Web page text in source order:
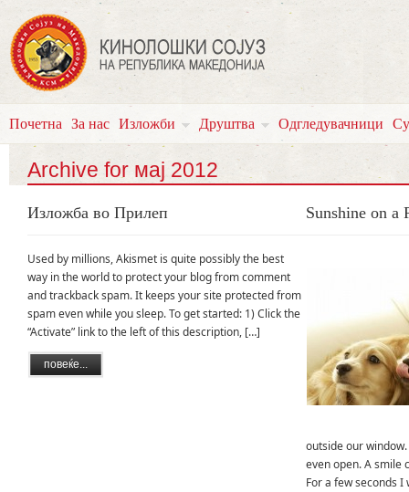
Почетна За нас Изложби Друштва Одгледувачници
Archive for мај 2012
Изложба во Прилеп
Used by millions, Akismet is quite possibly the best
way in the world to protect your blog from comment
and trackback spam. It keeps your site protected from
spam even while you sleep. To get started: 1) Click the
“Activate” link to the left of this description, […]
повеќе...
Sunshine on a
outside our
even open. A smile
For a few seconds I